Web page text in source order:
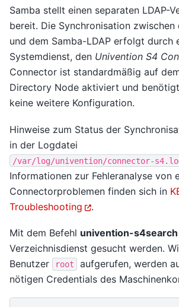
Samba stellt einen separaten LDAP-
bereit. Die Synchronisation zwischen
und dem Samba-LDAP erfolgt durch
Systemdienst, den Univention S4
Connector ist standardmäßig auf
Directory Node aktiviert und
keine weitere Konfiguration.
Hinweise zum Status der
in der Logdatei
/var/log/univention/connector-
Informationen zur Fehleranalyse von
Connectorproblemen finden sich in
Troubleshooting
.
Mit dem Befehl univention-s4search
Verzeichnisdienst gesucht werden.
Benutzer
root
aufgerufen, werden
nötigen Credentials des